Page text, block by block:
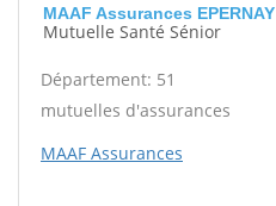
MAAF Assurances EPERNAY
Mutuelle Santé Sénior
Département: 51
mutuelles d'assurances
MAAF Assurances